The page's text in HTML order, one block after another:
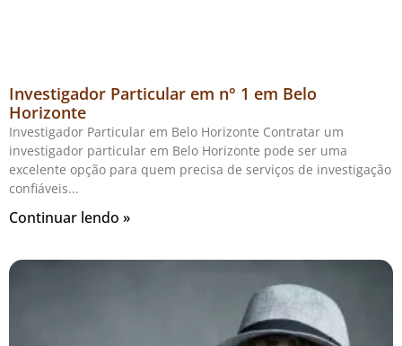
Investigador Particular em n° 1 em Belo
Horizonte
Investigador Particular em Belo Horizonte Contratar um
investigador particular em Belo Horizonte pode ser uma
excelente opção para quem precisa de serviços de investigação
confiáveis
Continuar lendo »